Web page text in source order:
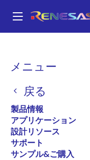
ン
メニュー
戻る
製品情報
アプリケーション
設計リソース
サポート
サンプル&ご購入
パ
く
ず
パワーデ
アクティブ
Nch Thermal
SOP-8 / SOIC-